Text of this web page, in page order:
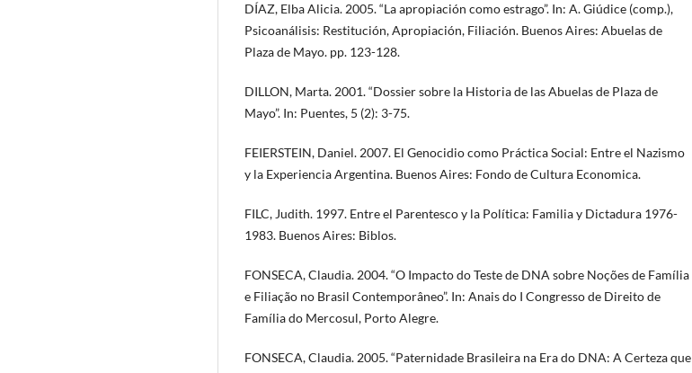
DÍAZ, Elba Alicia. 2005. “La apropiación como estrago”. In: A. Giúdice (comp.),
Psicoanálisis: Restitución, Apropiación, Filiación. Buenos Aires: Abuelas de
Plaza de Mayo. pp. 123-128.
DILLON, Marta. 2001. “Dossier sobre la Historia de las Abuelas de Plaza de
Mayo”. In: Puentes, 5 (2): 3-75.
FEIERSTEIN, Daniel. 2007. El Genocidio como Práctica Social: Entre el Nazismo
y la Experiencia Argentina. Buenos Aires: Fondo de Cultura Economica.
FILC, Judith. 1997. Entre el Parentesco y la Política: Familia y Dictadura 1976-
1983. Buenos Aires: Biblos.
FONSECA, Claudia. 2004. “O Impacto do Teste de DNA sobre Noções de Família
e Filiação no Brasil Contemporâneo”. In: Anais do I Congresso de Direito de
Família do Mercosul, Porto Alegre.
FONSECA, Claudia. 2005. “Paternidade Brasileira na Era do DNA: A Certeza que